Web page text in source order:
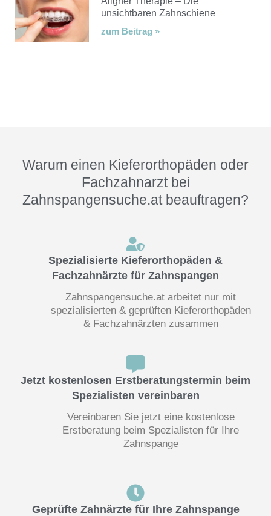
unsichtbaren Zahnschiene
zum Beitrag »
Warum einen Kieferorthopäden oder
Fachzahnarzt bei
Zahnspangensuche.at beauftragen?
Spezialisierte Kieferorthopäden &
Fachzahnärzte für Zahnspangen
Zahnspangensuche.at arbeitet nur mit
spezialisierten & geprüften Kieferorthopäden
& Fachzahnärzten zusammen
Jetzt kostenlosen Erstberatungstermin beim
Spezialisten vereinbaren
Vereinbaren Sie jetzt eine kostenlose
Erstberatung beim Spezialisten für Ihre
Zahnspange
Geprüfte Zahnärzte für Ihre Zahnspange